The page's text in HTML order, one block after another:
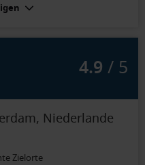
warum man dort
4.9 / 5
Niederlande
Zielorte